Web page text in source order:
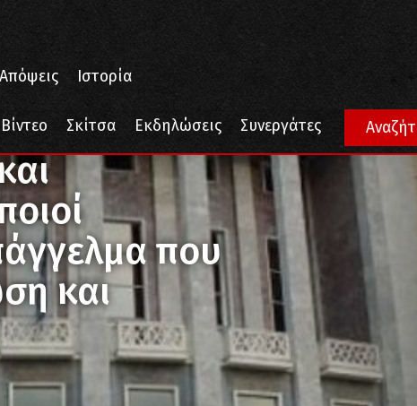
Απόψεις Ιστορία
Βίντεο Σκίτσα Εκδηλώσεις Συνεργάτες
οι ηθοποιοί φέρουμε εις πέρας ένα επάγγελμα που απαιτεί
που
και